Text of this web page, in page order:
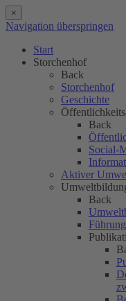
×
Navigation überspringen
Start
Storchenhof
Back
Storchenhof
Geschichte
Back
Social-
Aktiver
Back